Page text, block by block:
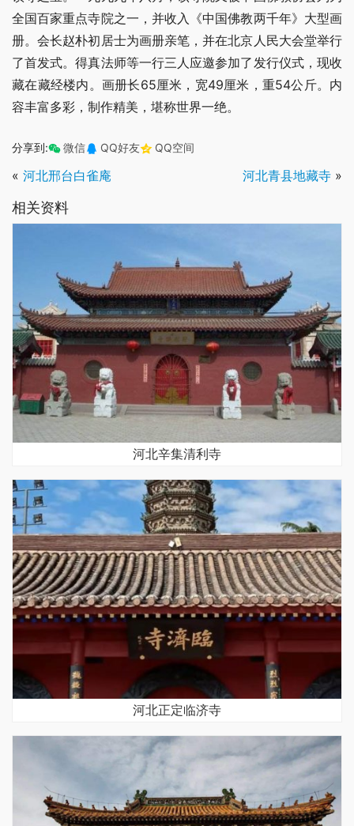
全国百家重点寺院之一，并收入《中国佛教两千年》大型画
册。会长赵朴初居士为画册亲笔，并在北京人民大会堂举行
了首发式。得真法师等一行三人应邀参加了发行仪式，现收
藏在藏经楼内。画册长65厘米，宽49厘米，重54公斤。内
容丰富多彩，制作精美，堪称世界一绝。
分享到: 微信 QQ好友 QQ空间
« 河北邢台白雀庵 河北青县地藏寺 »
相关资料
河北辛集清利寺
河北正定临济寺